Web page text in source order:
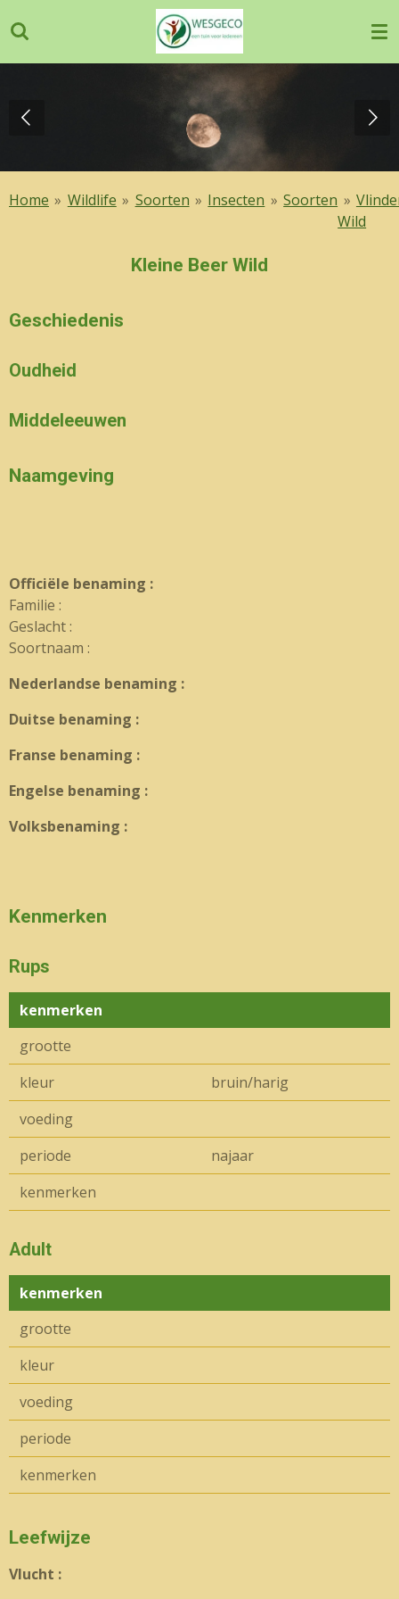
direct
naar
Home » Wildlife » Soorten » Insecten » Soorten »
Wild
Kleine Beer Wild
Geschiedenis
Oudheid
Middeleeuwen
Naamgeving
Officiële benaming :
Familie :
Geslacht :
Soortnaam :
Nederlandse benaming :
Duitse benaming :
Franse benaming :
Engelse benaming :
Volksbenaming :
Kenmerken
Rups
kenmerken
grootte
kleur
bruin/harig
voeding
periode
najaar
kenmerken
Adult
kenmerken
grootte
kleur
voeding
periode
kenmerken
Leefwijze
Vlucht :